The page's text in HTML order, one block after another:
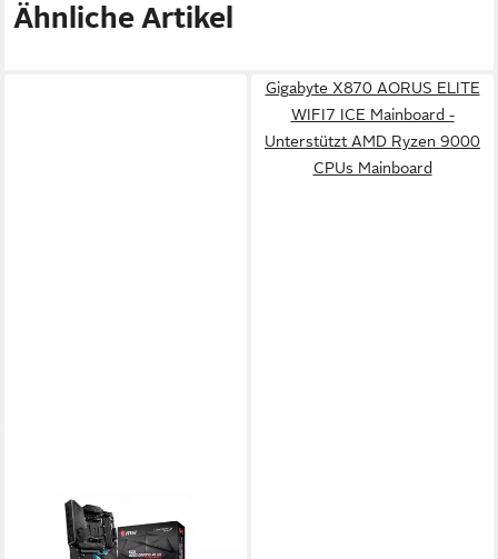
Ähnliche Artikel
Gigabyte X870 AORUS ELITE
WIFI7 ICE Mainboard -
Unterstützt AMD Ryzen 9000
CPUs Mainboard